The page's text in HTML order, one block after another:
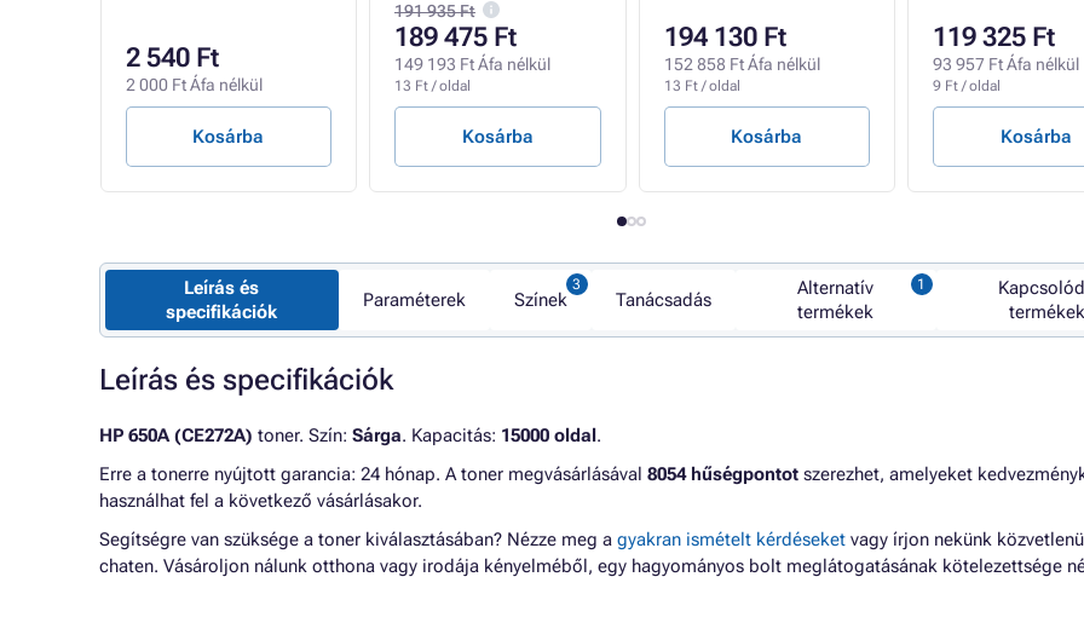
2 540 Ft
2 000 Ft Áfa nélkül
Kosárba
191 935 Ft
189 475 Ft
149 193 Ft Áfa nélkül
13 Ft / oldal
Kosárba
194 130 Ft
152 858 Ft Áfa nélkül
13 Ft / oldal
Kosárba
119 325 Ft
93 957 Ft Áfa nélkül
9 Ft / oldal
Kosárba
Leírás és
specifikációk
Paraméterek Színek Tanácsadás
Alternatív
termékek
termékek
Leírás és specifikációk
HP 650A (CE272A) toner. Szín: Sárga. Kapacitás: 15000 oldal.
Erre a tonerre nyújtott garancia: 24 hónap. A toner megvásárlásával 8054 hűségpontot szerezhet, amelyeket
használhat fel a következő vásárlásakor.
Segítségre van szüksége a toner kiválasztásában? Nézze meg a gyakran ismételt kérdéseket vagy írjon nekünk
chaten. Vásároljon nálunk otthona vagy irodája kényelméből, egy hagyományos bolt meglátogatásának kötelezettsége